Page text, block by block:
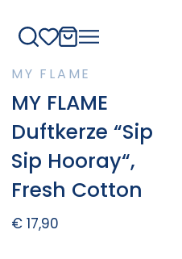
MY FLAME
MY FLAME
Duftkerze “Sip
Sip Hooray“,
Fresh Cotton
€17,90